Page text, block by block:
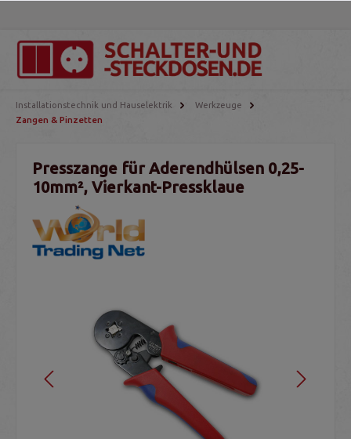
Installationstechnik und Hauselektrik
Werkzeuge
Zangen & Pinzetten
Presszange für Aderendhülsen 0,25-
10mm², Vierkant-Pressklaue